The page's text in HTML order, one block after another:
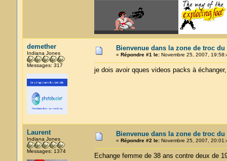
demether
Indiana Jones
Messages: 317
Bienvenue dans la zone de troc
« Répondre #1 le:Novembre 25, 2007,
je dois avoir qques videos packs à
Laurent
Indiana Jones
Messages: 1374
Bienvenue dans la zone de troc
« Répondre #2 le:Novembre 25, 2007,
Echange femme de 38 ans contre deux de